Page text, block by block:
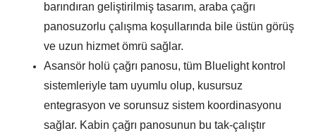
barındıran geliştirilmiş tasarım,araba çağrı
panosuzorlu çalışma koşullarında bile üstün görüş
ve uzun hizmet ömrü sağlar.
Asansör holü çağrı panosu, tüm Bluelight kontrol
sistemleriyle tam uyumlu olup, kusursuz
entegrasyon ve sorunsuz sistem koordinasyonu
sağlar. Kabin çağrı panosunun bu tak-çalıştır